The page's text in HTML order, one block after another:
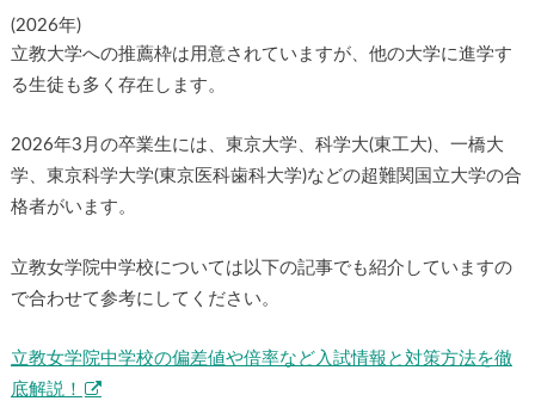
(2026年)
立教大学への推薦枠は用意されていますが、他の大学に進学す
る生徒も多く存在します。
2026年3月の卒業生には、東京大学、科学大(東工大)、一橋大
学、東京科学大学(東京医科歯科大学)などの超難関国立大学の合
格者がいます。
立教女学院中学校については以下の記事でも紹介していますの
で合わせて参考にしてください。
立教女学院中学校の偏差値や倍率など入試情報と対策方法を徹
底解説！